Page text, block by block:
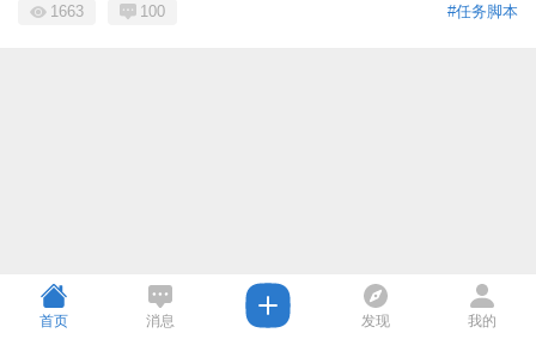
#任务脚本
1663 100
首页 消息 发现 我的